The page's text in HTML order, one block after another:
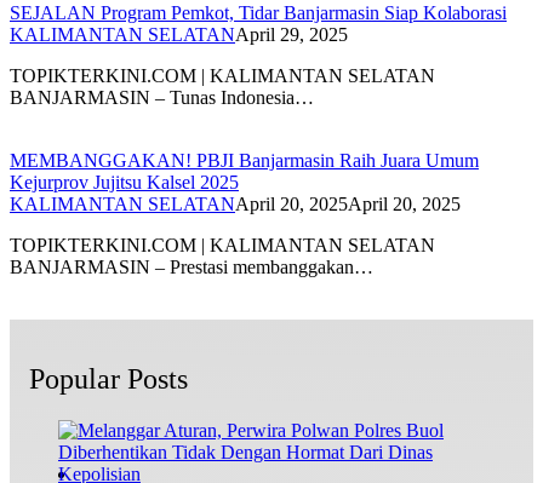
SEJALAN Program Pemkot, Tidar Banjarmasin Siap Kolaborasi
KALIMANTAN SELATANApril 29, 2025
TOPIKTERKINI.COM | KALIMANTAN SELATAN
BANJARMASIN – Tunas Indonesia…
MEMBANGGAKAN! PBJI Banjarmasin Raih Juara Umum
Kejurprov Jujitsu Kalsel 2025
KALIMANTAN SELATANApril 20, 2025April 20, 2025
TOPIKTERKINI.COM | KALIMANTAN SELATAN
BANJARMASIN – Prestasi membanggakan…
Popular Posts